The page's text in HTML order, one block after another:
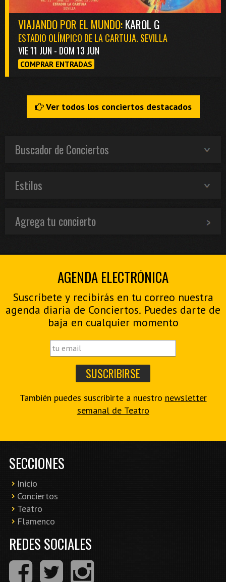
VIAJANDO POR EL MUNDO:KAROL G
ESTADIO OLÍMPICO DE LA CARTUJA. SEVILLA
VIE 11 JUN - DOM 13 JUN
COMPRAR ENTRADAS
Ver todos los conciertos destacados
Buscador de Conciertos
Estilos
Agrega tu concierto
AGENDA ELECTRÓNICA
Suscríbete y recibirás en tu correo nuestra
agenda diaria de Conciertos. Puedes darte de
baja en cualquier momento
También puedes suscribirte a nuestro newsletter
semanal de Teatro
SECCIONES
Inicio
Conciertos
Teatro
Flamenco
REDES SOCIALES